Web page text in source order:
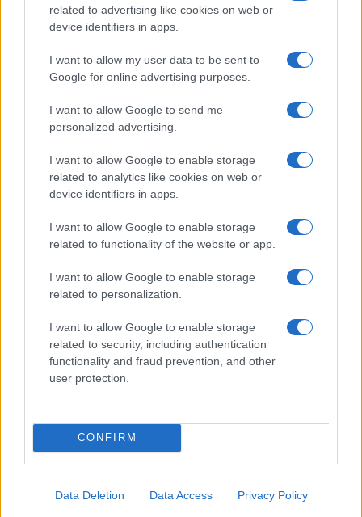
related to advertising like cookies on web or
device identifiers in apps.
I want to allow my user data to be sent to
Google for online advertising purposes.
I want to allow Google to send me
personalized advertising.
I want to allow Google to enable storage
related to analytics like cookies on web or
device identifiers in apps.
I want to allow Google to enable storage
related to functionality of the website or app.
I want to allow Google to enable storage
related to personalization.
I want to allow Google to enable storage
related to security, including authentication
functionality and fraud prevention, and other
user protection.
CONFIRM
Data Deletion Data Access Privacy Policy
Cristian Castiglioni · 7 Ago 2026
BELLEZZA
Come ottenere labbra perfette con il metodo gym lips
LIFESTYLE